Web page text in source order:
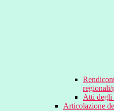
Atti degli
Articolazione